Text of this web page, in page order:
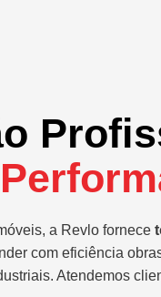
a Revlo fornece
com eficiência
Atendemos